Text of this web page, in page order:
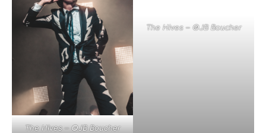
The Hives –©JB Boucher
The Hives – ©JB Boucher